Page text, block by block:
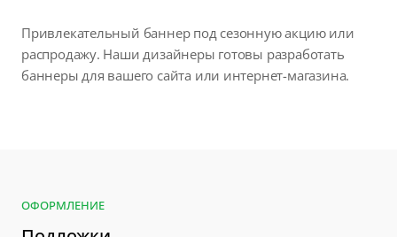
Привлекательный баннер под сезонную акцию или
распродажу. Наши дизайнеры готовы разработать
баннеры для вашего сайта или интернет-магазина.
ОФОРМЛЕНИЕ